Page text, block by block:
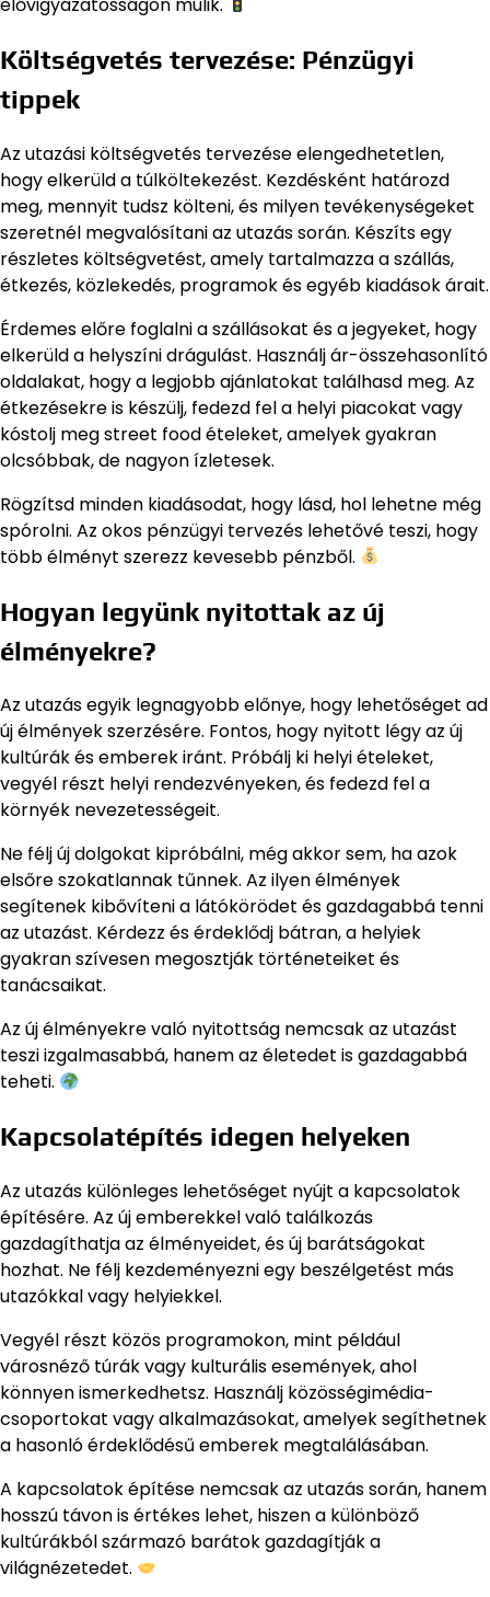
Költségvetés tervezése: Pénzügyi
tippek
Az utazási költségvetés tervezése elengedhetetlen,
hogy elkerüld a túlköltekezést. Kezdésként határozd
meg, mennyit tudsz költeni, és milyen tevékenységeket
szeretnél megvalósítani az utazás során. Készíts egy
részletes költségvetést, amely tartalmazza a szállás,
étkezés, közlekedés, programok és egyéb kiadások árait.
Érdemes előre foglalni a szállásokat és a jegyeket, hogy
elkerüld a helyszíni drágulást. Használj ár-összehasonlító
oldalakat, hogy a legjobb ajánlatokat találhasd meg. Az
étkezésekre is készülj, fedezd fel a helyi piacokat vagy
kóstolj meg street food ételeket, amelyek gyakran
olcsóbbak, de nagyon ízletesek.
Rögzítsd minden kiadásodat, hogy lásd, hol lehetne még
spórolni. Az okos pénzügyi tervezés lehetővé teszi, hogy
több élményt szerezz kevesebb pénzből.
Hogyan legyünk nyitottak az új
élményekre?
Az utazás egyik legnagyobb előnye, hogy lehetőséget ad
új élmények szerzésére. Fontos, hogy nyitott légy az új
kultúrák és emberek iránt. Próbálj ki helyi ételeket,
vegyél részt helyi rendezvényeken, és fedezd fel a
környék nevezetességeit.
Ne félj új dolgokat kipróbálni, még akkor sem, ha azok
elsőre szokatlannak tűnnek. Az ilyen élmények
segítenek kibővíteni a látókörödet és gazdagabbá tenni
az utazást. Kérdezz és érdeklődj bátran, a helyiek
gyakran szívesen megosztják történeteiket és
tanácsaikat.
Az új élményekre való nyitottság nemcsak az utazást
teszi izgalmasabbá, hanem az életedet is gazdagabbá
teheti.
Kapcsolatépítés idegen helyeken
Az utazás különleges lehetőséget nyújt a kapcsolatok
építésére. Az új emberekkel való találkozás
gazdagíthatja az élményeidet, és új barátságokat
hozhat. Ne félj kezdeményezni egy beszélgetést más
utazókkal vagy helyiekkel.
Vegyél részt közös programokon, mint például
városnéző túrák vagy kulturális események, ahol
könnyen ismerkedhetsz. Használj közösségimédia-
csoportokat vagy alkalmazásokat, amelyek segíthetnek
a hasonló érdeklődésű emberek megtalálásában.
A kapcsolatok építése nemcsak az utazás során, hanem
hosszú távon is értékes lehet, hiszen a különböző
kultúrákból származó barátok gazdagítják a
világnézetedet.